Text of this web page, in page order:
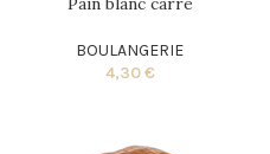
BOULANGERIE
4,30€